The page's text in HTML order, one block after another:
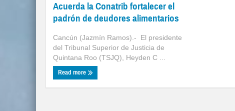
Acuerda la Conatrib fortalecer el
padrón de deudores alimentarios
Cancún (Jazmín Ramos).- El presidente
del Tribunal Superior de Justicia de
Quintana Roo (TSJQ), Heyden C ...
Read more